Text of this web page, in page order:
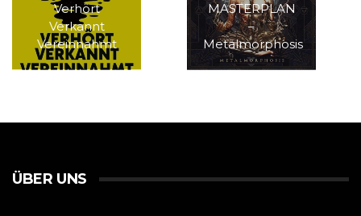
Verhört
Verkannt
Vereinnahmt
MASTERPLAN
–
Metalmorphosis
ÜBER UNS